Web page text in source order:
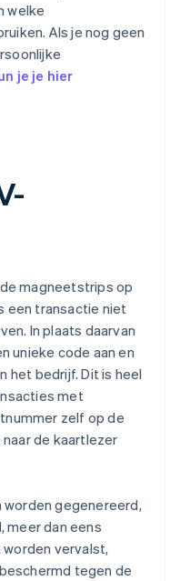
welke
Als je nog geen
je je hier
magneetstrips op
een transactie niet
In plaats daarvan
unieke code aan en
het bedrijf. Dit is heel
met
zelf op de
de kaartlezer
worden gegenereerd,
meer dan eens
vervalst,
tegen de